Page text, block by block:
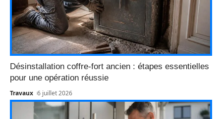
Désinstallation coffre-fort ancien : étapes essentielles
pour une opération réussie
Travaux 6 juillet 2026